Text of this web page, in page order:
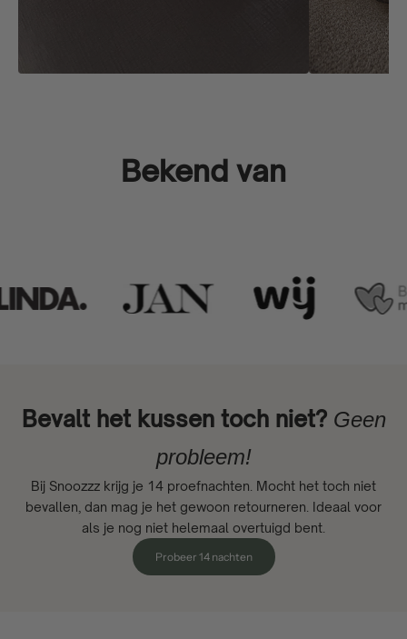
Bekend van
Bevalt het kussen toch niet? Geen
probleem!
Bij Snoozzz krijg je 14 proefnachten. Mocht het toch niet
bevallen, dan mag je het gewoon retourneren. Ideaal voor
als je nog niet helemaal overtuigd bent.
Probeer 14 nachten